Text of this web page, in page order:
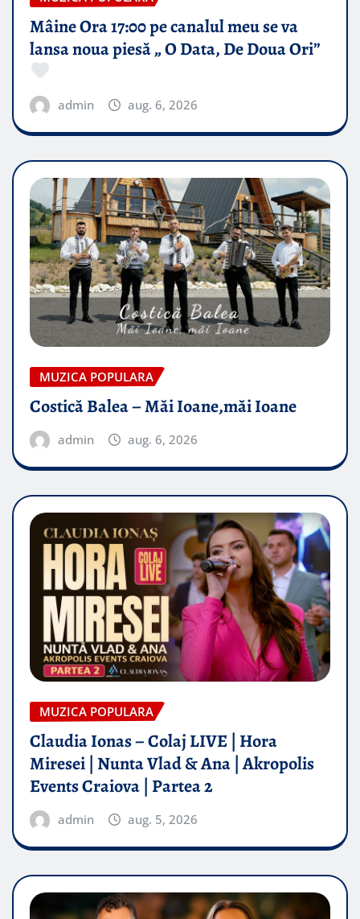
Mâine Ora 17:00 pe canalul meu se va
lansa noua piesă „ O Data, De Doua Ori”
admin aug. 6, 2026
MUZICA POPULARA
Costică Balea – Măi Ioane,măi Ioane
admin aug. 6, 2026
MUZICA POPULARA
Claudia Ionas – Colaj LIVE | Hora
Miresei | Nunta Vlad & Ana | Akropolis
Events Craiova | Partea 2
admin aug. 5, 2026